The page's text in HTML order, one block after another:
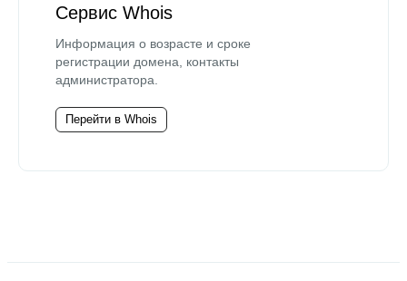
Сервис Whois
Информация о возрасте и сроке
регистрации домена, контакты
администратора.
Перейти в Whois